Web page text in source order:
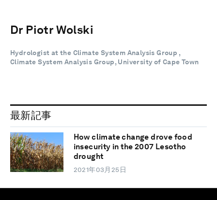
Dr Piotr Wolski
Hydrologist at the Climate System Analysis Group ,
Climate System Analysis Group, University of Cape Town
最新記事
How climate change drove food
insecurity in the 2007 Lesotho
drought
2021年03月25日